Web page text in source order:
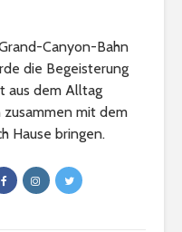
Canyon-Bahn
die Begeisterung
aus dem Alltag
zusammen mit dem
Hause bringen.